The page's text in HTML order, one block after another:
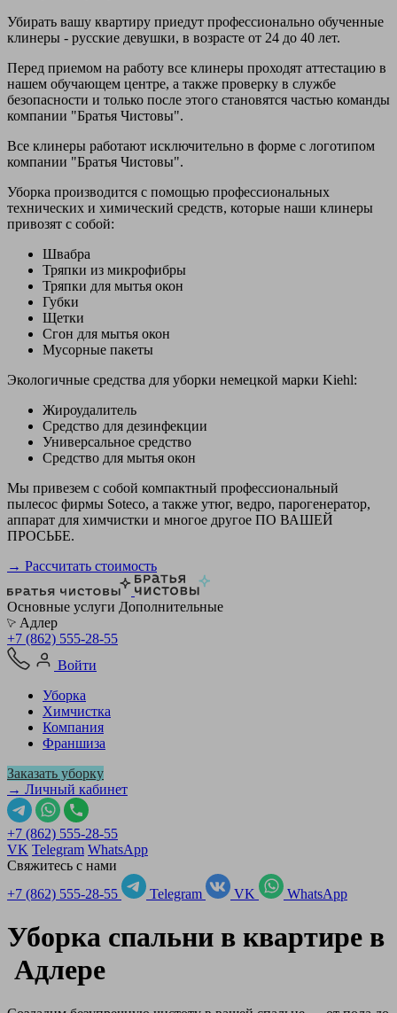
Убирать вашу квартиру приедут профессионально обученные
клинеры - русские девушки, в возрасте от 24 до 40 лет.
Перед приемом на работу все клинеры проходят аттестацию в
нашем обучающем центре, а также проверку в службе
безопасности и только после этого становятся частью команды
компании "Братья Чистовы".
Все клинеры работают исключительно в форме с логотипом
компании "Братья Чистовы".
Уборка производится с помощью профессиональных
технических и химический средств, которые наши клинеры
привозят с собой:
Швабра
Тряпки из микрофибры
Тряпки для мытья окон
Губки
Щетки
Сгон для мытья окон
Мусорные пакеты
Экологичные средства для уборки немецкой марки Kiehl:
Жироудалитель
Средство для дезинфекции
Универсальное средство
Средство для мытья окон
Мы привезем с собой компактный профессиональный
пылесос фирмы Soteco, а также утюг, ведро, парогенератор,
аппарат для химчистки и многое другое ПО ВАШЕЙ
ПРОСЬБЕ.
→ Рассчитать стоимость
Основные услуги Дополнительные
Адлер
+7 (862) 555-28-55
Войти
Уборка
Химчистка
Компания
Франшиза
Заказать уборку
→ Личный кабинет
+7 (862) 555-28-55
VK Telegram WhatsApp
Свяжитесь с нами
+7 (862) 555-28-55
Telegram VK WhatsApp
Уборка спальни в квартире в
Адлере